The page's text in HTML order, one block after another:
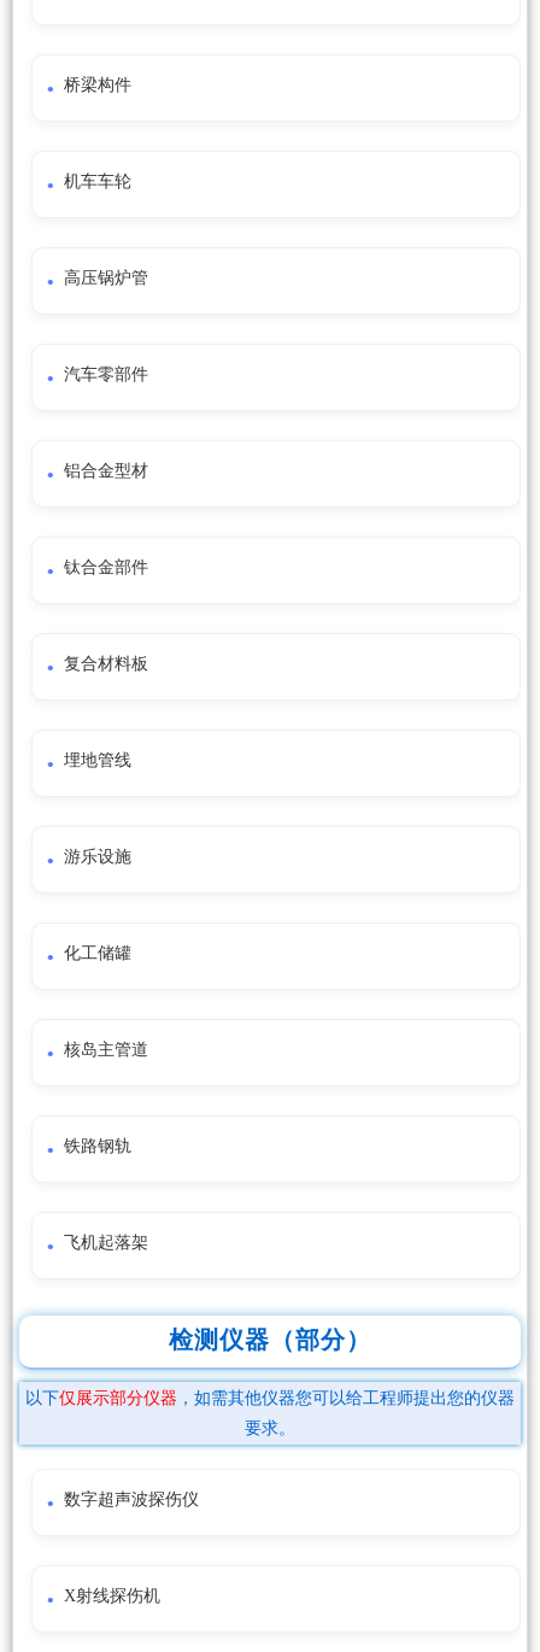
桥梁构件
机车车轮
高压锅炉管
汽车零部件
铝合金型材
钛合金部件
复合材料板
埋地管线
游乐设施
化工储罐
核岛主管道
铁路钢轨
飞机起落架
检测仪器（部分）
以下仅展示部分仪器 ，如需其他仪器您可以给工程师提出您的仪器
要求。
数字超声波探伤仪
X射线探伤机